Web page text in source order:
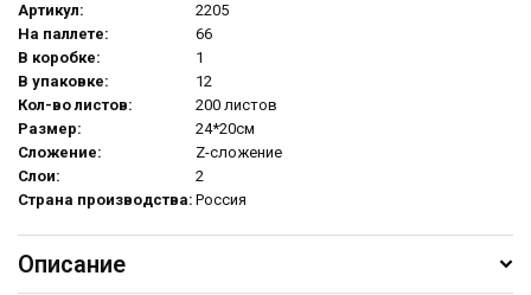
Артикул:
2205
На паллете:
66
В коробке:
1
В упаковке:
12
Кол-во листов:
200 листов
Размер:
24*20см
Сложение:
Z-сложение
Слои:
2
Страна производства: Россия
Описание